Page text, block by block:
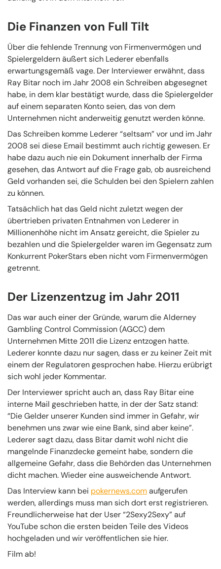
Die Finanzen von Full Tilt
Über die fehlende Trennung von Firmenvermögen und
Spielergeldern äußert sich Lederer ebenfalls
erwartungsgemäß vage. Der Interviewer erwähnt, dass
Ray Bitar noch im Jahr 2008 ein Schreiben abgesegnet
habe, in dem klar bestätigt wurde, dass die Spielergelder
auf einem separaten Konto seien, das von dem
Unternehmen nicht anderweitig genutzt werden könne.
Das Schreiben komme Lederer “seltsam” vor und im Jahr
2008 sei diese Email bestimmt auch richtig gewesen. Er
habe dazu auch nie ein Dokument innerhalb der Firma
gesehen, das Antwort auf die Frage gab, ob ausreichend
Geld vorhanden sei, die Schulden bei den Spielern zahlen
zu können.
Tatsächlich hat das Geld nicht zuletzt wegen der
übertrieben privaten Entnahmen von Lederer in
Millionenhöhe nicht im Ansatz gereicht, die Spieler zu
bezahlen und die Spielergelder waren im Gegensatz zum
Konkurrent PokerStars eben nicht vom Firmenvermögen
getrennt.
Der Lizenzentzug im Jahr 2011
Das war auch einer der Gründe, warum die Alderney
Gambling Control Commission (AGCC) dem
Unternehmen Mitte 2011 die Lizenz entzogen hatte.
Lederer konnte dazu nur sagen, dass er zu keiner Zeit mit
einem der Regulatoren gesprochen habe. Hierzu erübrigt
sich wohl jeder Kommentar.
Der Interviewer spricht auch an, dass Ray Bitar eine
interne Mail geschrieben hatte, in der der Satz stand:
“Die Gelder unserer Kunden sind immer in Gefahr, wir
benehmen uns zwar wie eine Bank, sind aber keine”.
Lederer sagt dazu, dass Bitar damit wohl nicht die
mangelnde Finanzdecke gemeint habe, sondern die
allgemeine Gefahr, dass die Behörden das Unternehmen
dicht machen. Wieder eine ausweichende Antwort.
Das Interview kann bei pokernews.comaufgerufen
werden, allerdings muss man sich dort erst registrieren.
Freundlicherweise hat der User “2Sexy2Sexy” auf
YouTube schon die ersten beiden Teile des Videos
hochgeladen und wir veröffentlichen sie hier.
Film ab!